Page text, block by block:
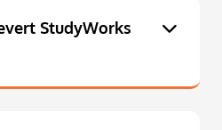
StudyWorks